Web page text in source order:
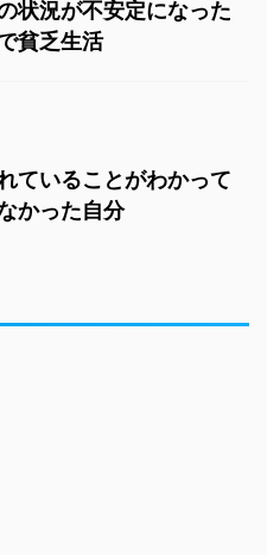
状況が不安定になった
貧乏生活
ていることがわかって
かった自分